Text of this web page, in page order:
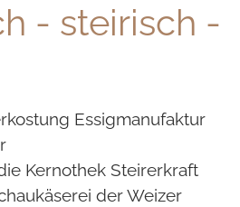
- steirisch -
Essigmanufaktur
Kernothek Steirerkraft
der Weizer